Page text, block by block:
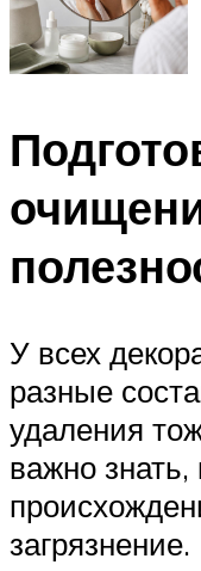
У всех
разные
удаления
важно знать,
загрязнение.